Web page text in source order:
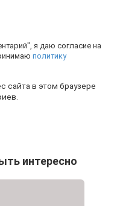
я даю согласие на
политику
сайта в этом браузере
интересно